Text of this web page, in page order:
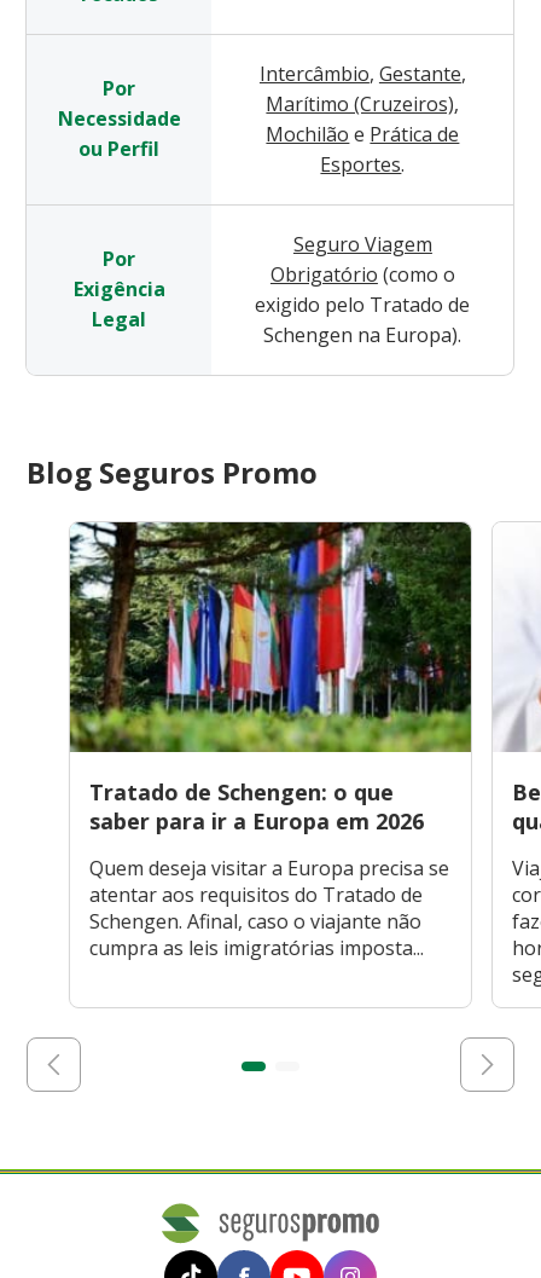
Por
Necessidade
ou Perfil
Intercâmbio, Gestante,
Marítimo (Cruzeiros),
Mochilão e Prática de
Esportes.
Por
Exigência
Legal
Seguro Viagem
Obrigatório (como o
exigido pelo Tratado de
Schengen na Europa).
Blog Seguros Promo
Tratado de Schengen: o que
saber para ir a Europa em 2026
Quem deseja visitar a Europa precisa se
atentar aos requisitos do Tratado de
Schengen. Afinal, caso o viajante não
cumpra as leis imigratórias imposta...